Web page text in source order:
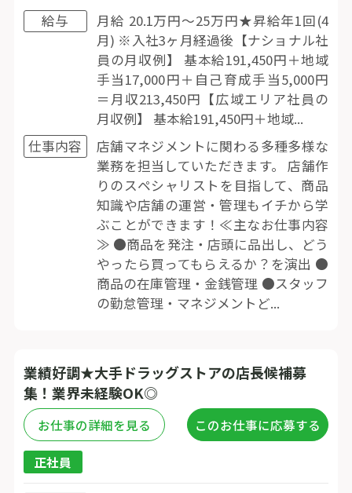
給与
月給 20.1万円〜25万円★昇給年1回(4
月) ※入社3ヶ月経過後【ナショナル社
員の月収例】 基本給191,450円＋地域
手当17,000円＋自己育成手当5,000円
＝月収213,450円【広域エリア社員の
月収例】 基本給191,450円＋地域...
仕事内容
店舗マネジメントに関わる多種多様な
業務を担当していただきます。 店舗作
りのスペシャリストを目指して、商品
知識や店舗の運営・管理もイチから学
ぶことができます！≪主なお仕事内容
≫ ●商品を発注・店頭に品出し、どう
やったら買ってもらえるか？を演出 ●
商品の在庫管理・金銭管理 ●スタッフ
の勤怠管理・マネジメントど...
業績好調★大手ドラッグストアの店長候補募
集！業界未経験OK◎
お仕事の詳細を見る このお仕事に応募する
正社員